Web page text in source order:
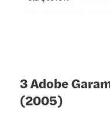
3 Adobe
(2005)